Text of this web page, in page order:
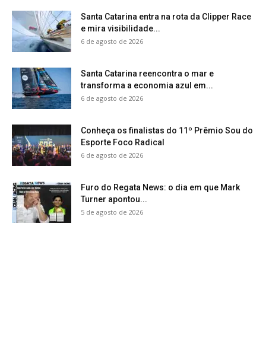
Santa Catarina entra na rota da Clipper Race
e mira visibilidade...
6 de agosto de 2026
Santa Catarina reencontra o mar e
transforma a economia azul em...
6 de agosto de 2026
Conheça os finalistas do 11º Prêmio Sou do
Esporte Foco Radical
6 de agosto de 2026
Furo do Regata News: o dia em que Mark
Turner apontou...
5 de agosto de 2026